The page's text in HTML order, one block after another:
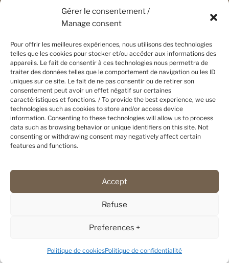
Gérer le consentement /
Manage consent
Pour offrir les meilleures expériences, nous utilisons des technologies
telles que les cookies pour stocker et/ou accéder aux informations des
appareils. Le fait de consentir à ces technologies nous permettra de
traiter des données telles que le comportement de navigation ou les ID
uniques sur ce site. Le fait de ne pas consentir ou de retirer son
consentement peut avoir un effet négatif sur certaines
caractéristiques et fonctions. / To provide the best experience, we use
technologies such as cookies to store and/or access device
information. Consenting to these technologies will allow us to process
data such as browsing behavior or unique identifiers on this site. Not
consenting or withdrawing consent may negatively affect certain
features and functions.
Accept
Refuse
Preferences +
Politique de cookiesPolitique de confidentialité
Politique de cookies
Mentions légales
Politique de confidentialité
© Flarken Adventure – 2025 – Tous droits réservés –c3c